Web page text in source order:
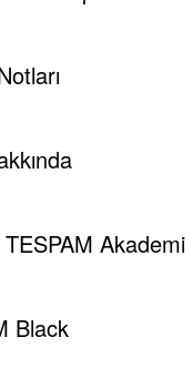
TESPAM Akademi
Black